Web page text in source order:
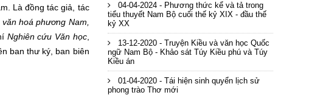
Là đồng tác giả, tác
hoá phương Nam,
Nghiên cứu Văn học,
ban thư ký, ban biên
04-04-2024 - Phương thức kể và tả trong
tiểu thuyết Nam Bộ cuối thế kỷ XIX - đầu thế
kỷ XX
13-12-2020 - Truyện Kiều và văn học Quốc
ngữ Nam Bộ - Khảo sát Túy Kiều phú và Túy
Kiều án
01-04-2020 - Tái hiện sinh quyển lịch sử
phong trào Thơ mới